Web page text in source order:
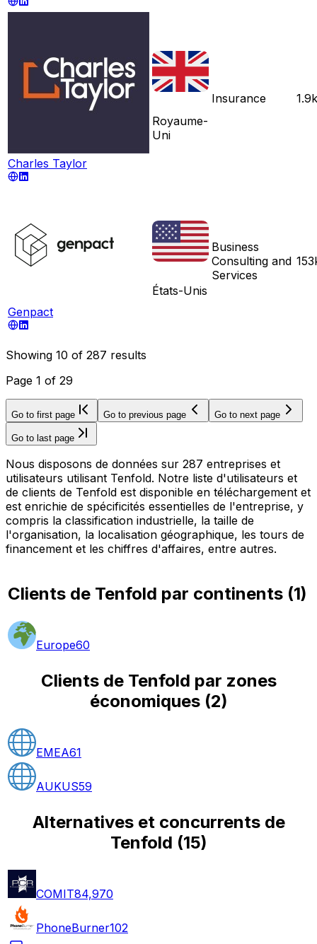
Charles Taylor
Royaume-
Uni
Insurance 1.9k
Genpact
États-Unis
Business
Consulting and
Services
Showing 10 of 287 results
Page 1 of 29
Go to first page Go to previous page Go to next page
Go to last page
Nous disposons de données sur 287 entreprises et
utilisateurs utilisant Tenfold. Notre liste d'utilisateurs et
de clients de Tenfold est disponible en téléchargement et
est enrichie de spécificités essentielles de l'entreprise, y
compris la classification industrielle, la taille de
l'organisation, la localisation géographique, les tours de
financement et les chiffres d'affaires, entre autres.
Clients de Tenfold par continents (1)
Europe60
Clients de Tenfold par zones
économiques(2)
EMEA61
AUKUS59
Alternatives et concurrents de
Tenfold (15)
COMIT84,970
PhoneBurner102